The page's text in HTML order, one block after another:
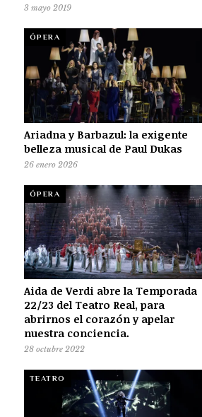
3 mayo 2019
ÓPERA
Ariadna y Barbazul: la exigente
belleza musical de Paul Dukas
26 enero 2026
ÓPERA
Aida de Verdi abre la Temporada
22/23 del Teatro Real, para
abrirnos el corazón y apelar
nuestra conciencia.
28 octubre 2022
TEATRO